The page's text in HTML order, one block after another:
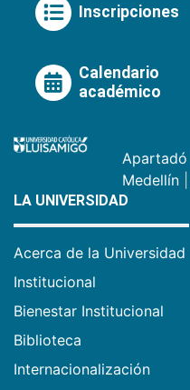
Inscripciones
Calendario
académico
Apartadó
Medellín
LA UNIVERSIDAD
Acerca de la Universidad
Institucional
Bienestar Institucional
Biblioteca
Internacionalización